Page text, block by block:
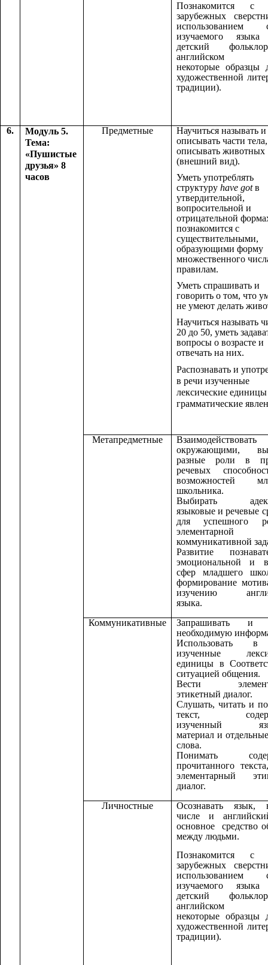
Познакомится с
зарубежных
использованием
изучаемого языка
детский
английском
некоторые образцы
художественной
традиции).
6.
Модуль 5.
Тема:
«Пушистые
друзья» 8
часов
Предметные
Научиться называть и
описывать части тела,
описывать животных
(внешний вид).
Уметь употреблять
структуру have gotв
утвердительной,
вопросительной и
отрицательной
познакомится с
существительными,
образующими форму
множественного
правилам.
Уметь спрашивать и
говорить о том, что
не умеют делать
Научиться называть
20 до 50, уметь
вопросы о возрасте и
отвечать на них.
Распознавать и
в речи изученные
лексические
грамматические
Метапредметные
окружающими,
разные роли в
речевых
возможностей
школьника.
Выбирать
языковые и речевые
для успешного
элементарной
коммуникативной
Развитие
эмоциональной и
сфер младшего
формирование
изучению
языка.
Коммуникативные
Запрашивать и
необходимую
Использовать
изученные
единицы в
ситуацией общения.
Вести
этикетный диалог.
Слушать, читать и
текст,
изученный
материал и
слова.
Понимать
прочитанного
элементарный
диалог.
Личностные
Осознавать
числе и
основное средство
между людьми.
Познакомится с
зарубежных
использованием
изучаемого языка
детский
английском
некоторые образцы
художественной
традиции).